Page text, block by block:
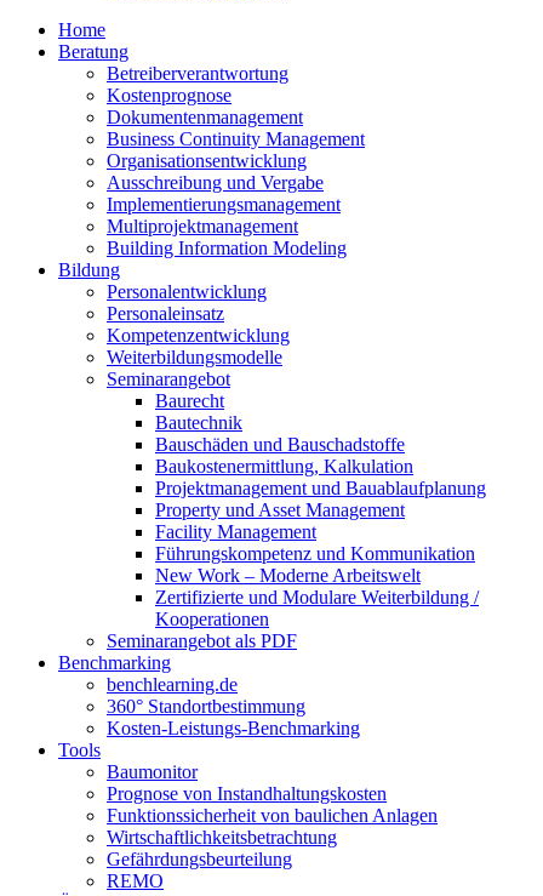
Home
Beratung
Betreiberverantwortung
Kostenprognose
Dokumentenmanagement
Business Continuity Management
Organisationsentwicklung
Ausschreibung und Vergabe
Implementierungsmanagement
Multiprojektmanagement
Building Information Modeling
Bildung
Personalentwicklung
Personaleinsatz
Kompetenzentwicklung
Weiterbildungsmodelle
Seminarangebot
Baurecht
Bautechnik
Bauschäden und Bauschadstoffe
Baukostenermittlung, Kalkulation
Projektmanagement und Bauablaufplanung
Property und Asset Management
Facility Management
Führungskompetenz und Kommunikation
New Work – Moderne Arbeitswelt
Zertifizierte und Modulare Weiterbildung /
Kooperationen
Seminarangebot als PDF
Benchmarking
benchlearning.de
360° Standortbestimmung
Kosten-Leistungs-Benchmarking
Tools
Baumonitor
Prognose von Instandhaltungskosten
Funktionssicherheit von baulichen Anlagen
Wirtschaftlichkeitsbetrachtung
Gefährdungsbeurteilung
REMO